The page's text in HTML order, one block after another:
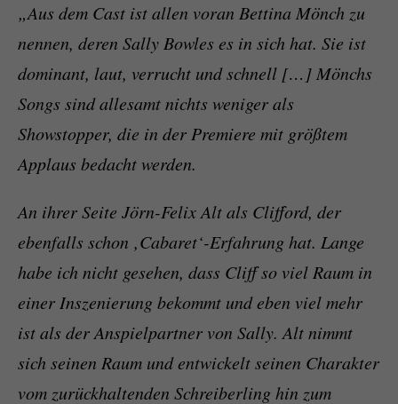
„Aus dem Cast ist allen voran Bettina Mönch zu
nennen, deren Sally Bowles es in sich hat. Sie ist
dominant, laut, verrucht und schnell […] Mönchs
Songs sind allesamt nichts weniger als
Showstopper, die in der Premiere mit größtem
Applaus bedacht werden.
An ihrer Seite Jörn-Felix Alt als Clifford, der
ebenfalls schon ‚Cabaret‘-Erfahrung hat. Lange
habe ich nicht gesehen, dass Cliff so viel Raum in
einer Inszenierung bekommt und eben viel mehr
ist als der Anspielpartner von Sally. Alt nimmt
sich seinen Raum und entwickelt seinen Charakter
vom zurückhaltenden Schreiberling hin zum